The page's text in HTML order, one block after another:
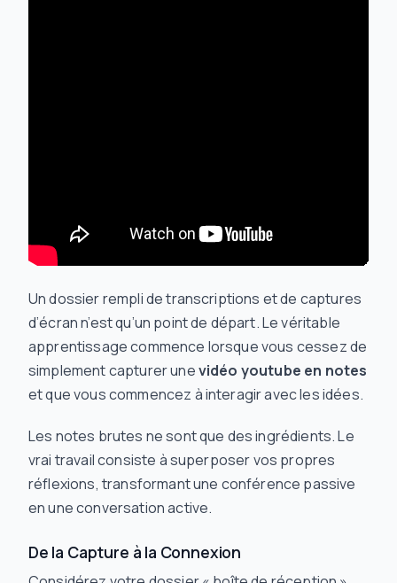
Un dossier rempli de transcriptions et de captures
d’écran n’est qu’un point de départ. Le véritable
apprentissage commence lorsque vous cessez de
simplement capturer unevidéo youtube en notes
et que vous commencez à interagir avec les idées.
Les notes brutes ne sont que des ingrédients. Le
vrai travail consiste à superposer vos propres
réflexions, transformant une conférence passive
en une conversation active.
De la Capture à la Connexion